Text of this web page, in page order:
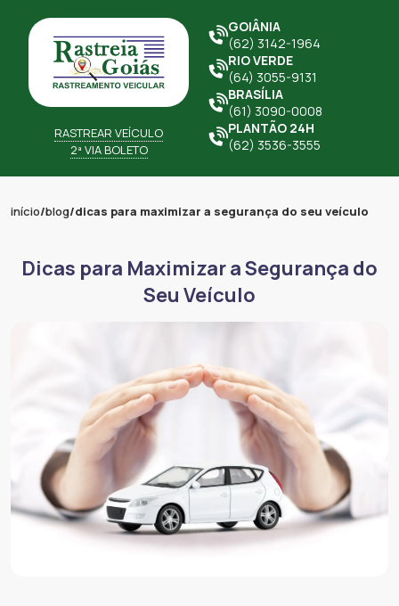
GOIÂNIA
(62) 3142-1964
RIO VERDE
(64) 3055-9131
BRASÍLIA
(61) 3090-0008
PLANTÃO 24H
(62) 3536-3555
RASTREAR VEÍCULO
2ª VIA BOLETO
início/blog/dicas para maximizar a segurança do seu veículo
Dicas para Maximizar a Segurança do
Seu Veículo